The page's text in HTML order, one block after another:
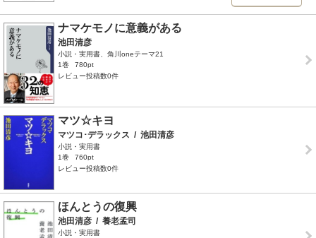
ナマケモノに意義がある
池田清彦
小説・実用書、角川oneテーマ21
1巻
780pt
レビュー投稿数0件
マツ☆キヨ
マツコ･デラックス / 池田清彦
小説・実用書
1巻
760pt
レビュー投稿数0件
ほんとうの復興
池田清彦 / 養老孟司
小説・実用書